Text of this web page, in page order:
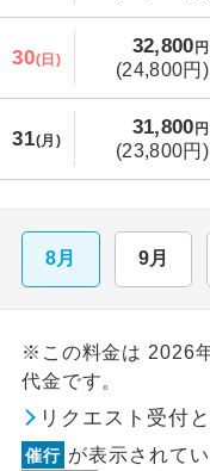
30(日)
32,800 円
(24,800円)
31(月)
31,800 円
(23,800円)
8月 9月
※この料金は 2026
代金です。
リクエスト受付
催行 が表示されて